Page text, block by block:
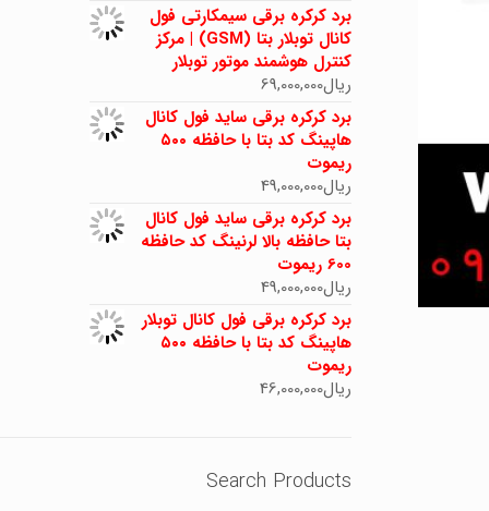
برد کرکره برقی سیمکارتی فول
کانال توبلار بتا (GSM) | مرکز
کنترل هوشمند موتور توبلار
ریال69,000,000
برد کرکره برقی ساید فول کانال
هاپینگ کد بتا با حافظه ۵۰۰
ریموت
ریال49,000,000
برد کرکره برقی ساید فول کانال
بتا حافظه بالا لرنینگ کد حافظه
600 ریموت
ریال49,000,000
برد کرکره برقی فول کانال توبلار
هاپینگ کد بتا با حافظه ۵۰۰
ریموت
ریال46,000,000
Search Products